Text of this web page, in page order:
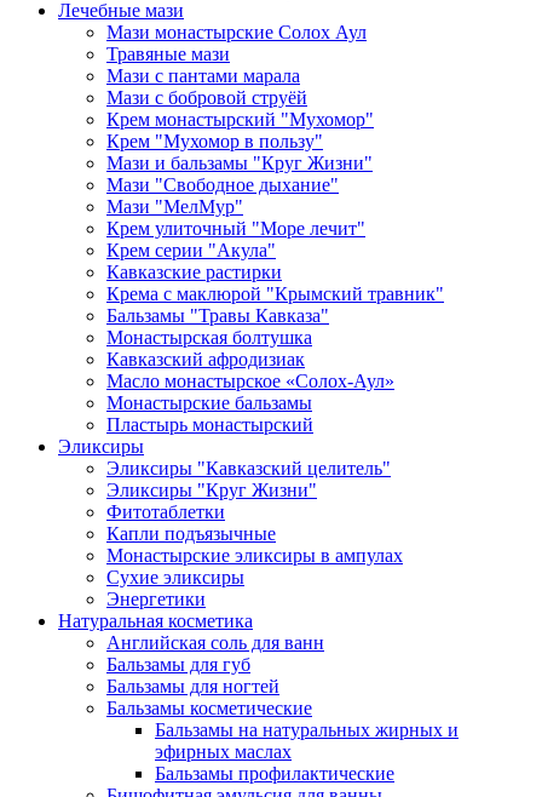
Лечебные мази
Мази монастырские Солох Аул
Травяные мази
Мази с пантами марала
Мази с бобровой струёй
Крем монастырский "Мухомор"
Крем "Мухомор в пользу"
Мази и бальзамы "Круг Жизни"
Мази "Свободное дыхание"
Мази "МелМур"
Крем улиточный "Море лечит"
Крем серии "Акула"
Кавказские растирки
Крема с маклюрой "Крымский травник"
Бальзамы "Травы Кавказа"
Монастырская болтушка
Кавказский афродизиак
Масло монастырское «Солох-Аул»
Монастырские бальзамы
Пластырь монастырский
Эликсиры
Эликсиры "Кавказский целитель"
Эликсиры "Круг Жизни"
Фитотаблетки
Капли подъязычные
Монастырские эликсиры в ампулах
Сухие эликсиры
Энергетики
Натуральная косметика
Английская соль для ванн
Бальзамы для губ
Бальзамы для ногтей
Бальзамы косметические
Бальзамы на натуральных жирных и
эфирных маслах
Бальзамы профилактические